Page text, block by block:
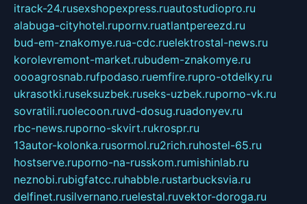
itrack-24.rusexshopexpress.ruautostudiopro.ru
alabuga-cityhotel.rupornv.ruatlantpereezd.ru
bud-em-znakomye.rua-cdc.ruelektrostal-news.ru
korolevremont-market.rubudem-znakomye.ru
oooagrosnab.rufpodaso.ruemfire.rupro-otdelky.ru
ukrasotki.ruseksuzbek.ruseks-uzbek.ruporno-vk.ru
sovratili.ruolecoon.ruvd-dosug.ruadonyev.ru
rbc-news.ruporno-skvirt.rukrospr.ru
13autor-kolonka.rusormol.ru2rich.ruhostel-65.ru
hostserve.ruporno-na-russkom.rumishinlab.ru
neznobi.rubigfatcc.ruhabble.rustarbucksvia.ru
delfinet.rusilvernano.ruelestal.ruvektor-doroga.ru